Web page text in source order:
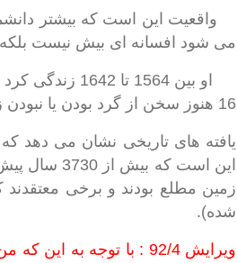
واقعیت این است که بیشتر
می شود افسانه ای بیش نیست بلکه
او بین 1564
16 هنوز سخن از گرد بودن یا نبودن زمین مطرح بوده پس واقعا چه کسانی به گرد بودن زمین پی بردند ؟
یافته های تاریخی نشان می دهد که
این است
زمین مطلع بودند و برخی معتقدند
شده).
ویرایش 92/4 : با توجه